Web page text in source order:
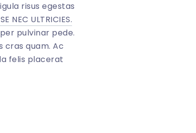
risus egestas
NEC ULTRICIES.
pulvinar pede.
cras quam. Ac
felis placerat